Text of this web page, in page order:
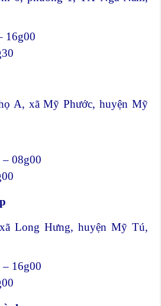
16g00
A, xã Mỹ Phước, huyện Mỹ
– 08g00
Long Hưng, huyện Mỹ Tú,
– 16g00